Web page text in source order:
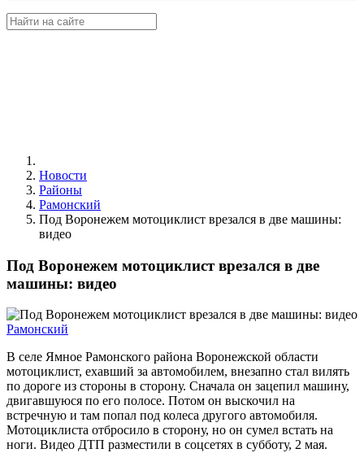
Новости
Районы
Рамонский
Под Воронежем мотоциклист врезался в две машины:
видео
Под Воронежем мотоциклист врезался в две
машины: видео
Рамонский
В селе Ямное Рамонского района Воронежской области
мотоциклист, ехавший за автомобилем, внезапно стал вилять
по дороге из стороны в сторону. Сначала он зацепил машину,
двигавшуюся по его полосе. Потом он выскочил на
встречную и там попал под колеса другого автомобиля.
Мотоциклиста отбросило в сторону, но он сумел встать на
ноги. Видео ДТП разместили в соцсетях в субботу, 2 мая.